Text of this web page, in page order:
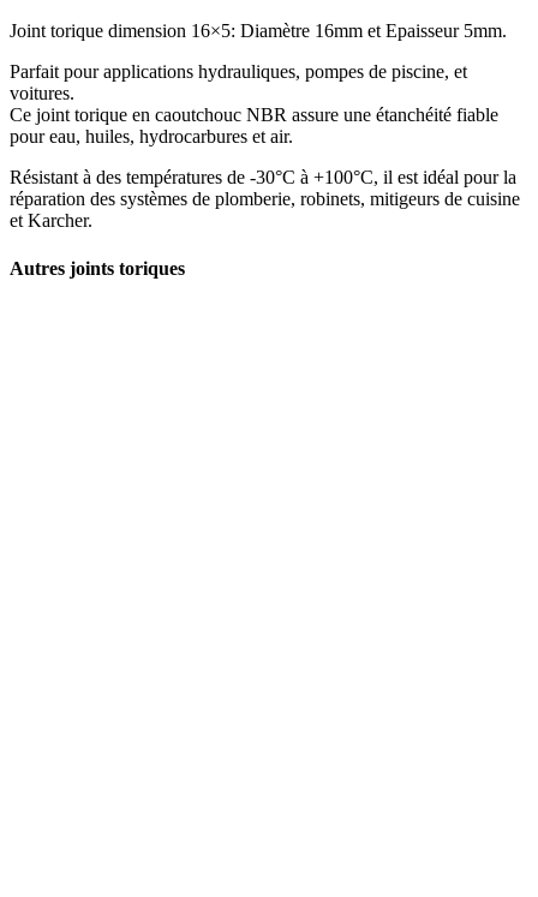
Joint torique dimension 16×5: Diamètre 16mm et Epaisseur 5mm.
Parfait pour applications hydrauliques, pompes de piscine, et
voitures.
Ce joint torique en caoutchouc NBR assure une étanchéité fiable
pour eau, huiles, hydrocarbures et air.
Résistant à des températures de -30°C à +100°C, il est idéal pour la
réparation des systèmes de plomberie, robinets, mitigeurs de cuisine
et Karcher.
Autres joints toriques